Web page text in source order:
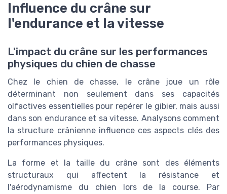
Influence du crâne sur
l'endurance et la vitesse
L'impact du crâne sur les performances
physiques du chien de chasse
Chez le chien de chasse, le crâne joue un rôle
déterminant non seulement dans ses capacités
olfactives essentielles pour repérer le gibier, mais aussi
dans son endurance et sa vitesse. Analysons comment
la structure crânienne influence ces aspects clés des
performances physiques.
La forme et la taille du crâne sont des éléments
structuraux qui affectent la résistance et
l'aérodynamisme du chien lors de la course. Par